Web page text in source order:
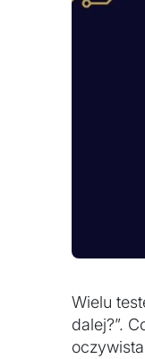
Wielu
dalej?”.